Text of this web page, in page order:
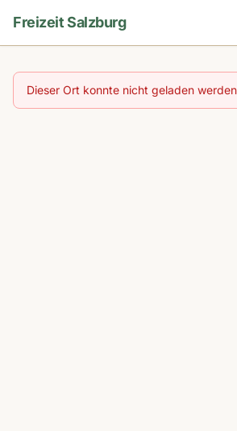
Freizeit Salzburg
Dieser Ort konnte nicht geladen